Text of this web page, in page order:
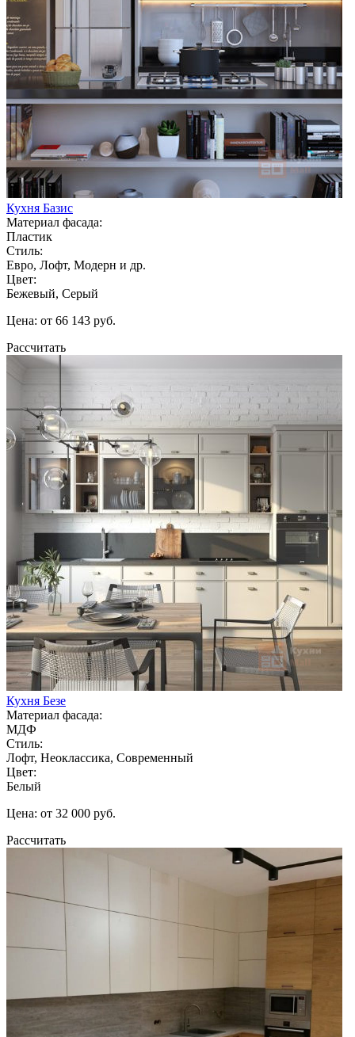
Кухня Базис
Материал фасада:
Пластик
Стиль:
Евро, Лофт, Модерн и др.
Цвет:
Бежевый, Серый
Цена: от 66 143 руб.
Рассчитать
Кухня Безе
Материал фасада:
МДФ
Стиль:
Лофт, Неоклассика, Современный
Цвет:
Белый
Цена: от 32 000 руб.
Рассчитать